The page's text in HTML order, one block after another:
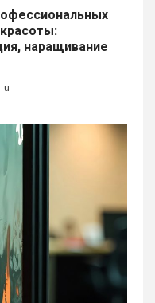
наращивание